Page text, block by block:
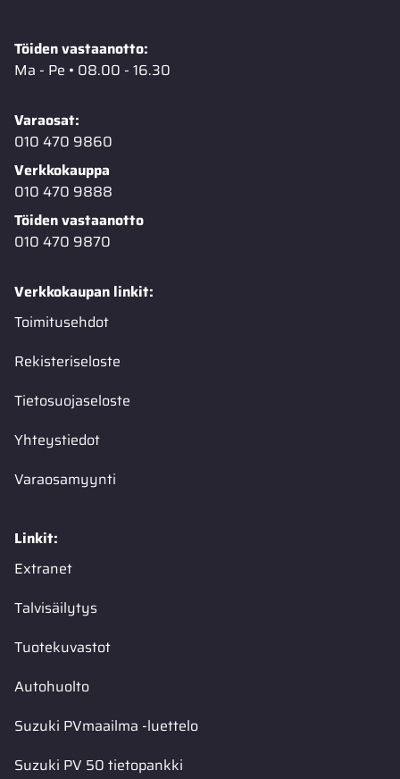
Töiden vastaanotto:
Ma - Pe • 08.00 - 16.30
Varaosat:
010 470 9860
Verkkokauppa
010 470 9888
Töiden vastaanotto
010 470 9870
Verkkokaupan linkit:
Toimitusehdot
Rekisteriseloste
Tietosuojaseloste
Yhteystiedot
Varaosamyynti
Linkit:
Extranet
Talvisäilytys
Tuotekuvastot
Autohuolto
Suzuki PVmaailma -luettelo
Suzuki PV 50 tietopankki